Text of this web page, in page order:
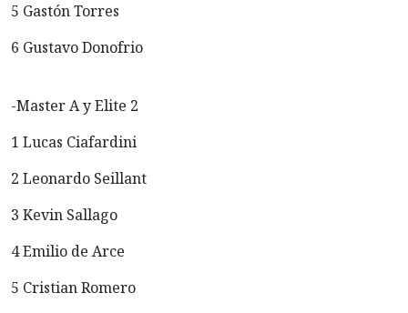
5 Gastón Torres
6 Gustavo Donofrio
-Master A y Elite 2
1 Lucas Ciafardini
2 Leonardo Seillant
3 Kevin Sallago
4 Emilio de Arce
5 Cristian Romero